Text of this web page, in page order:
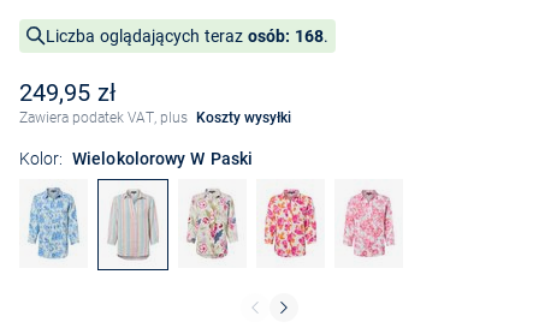
Liczba oglądających teraz osób: 168.
249,95 zł
Zawiera podatek VAT, plus Koszty wysyłki
Kolor: Wielokolorowy W Paski